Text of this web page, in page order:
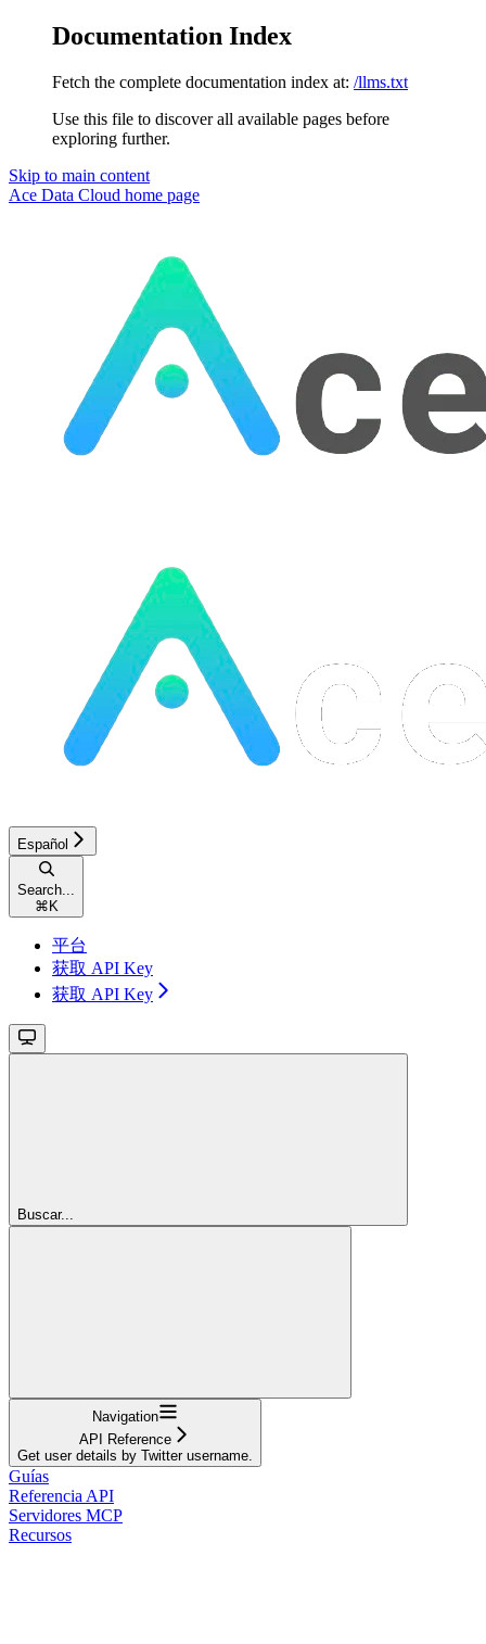
Documentation Index
Fetch the complete documentation index at: /llms.txt
Use this file to discover all available pages before
exploring further.
Skip to main content
Ace Data Cloud home page
Español
Search...
⌘ K
平台
获取 API Key
获取 API Key
Buscar...
Navigation
API Reference
Get user details by Twitter username.
Guías
Referencia API
Servidores MCP
Recursos